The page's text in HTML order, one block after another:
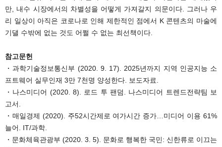
만, 내수 시장에서의 차별성을 어떻게 가져갈지 의문이다. 그러나 우
리 일상이 아직은 코로나로 인해 제한적인 점에서 K 콘텐츠의 마술에
기댈 수밖에 없는 것도 어쩔 수 없는 최선책이다.
참고문헌
・과학기술정보통신부 (2020. 9. 17). 2025년까지 지역 인공지능 소
프트웨어 실무인재 3만 7천명 양성한다. 보도자료.
・나스미디어 (2020. 8). 로드 투 팬덤. 나스미디어 트렌드전략팀 보
고서.
・매일경제 (2020). 주52시간제로 여가시간 증가…미디어 이용 61%
늘어. IT/과학.
・문화체육관광부 (2020. 3. 5). 문화로 행복한 국민: 신한류로 이끄는